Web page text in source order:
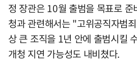
정 장관은 10월 출범을 목표로
청과 관련해서는 "고위공직자범
상 큰 조직을 1년 안에 출범시킬
개청 지연 가능성도 내비쳤다.